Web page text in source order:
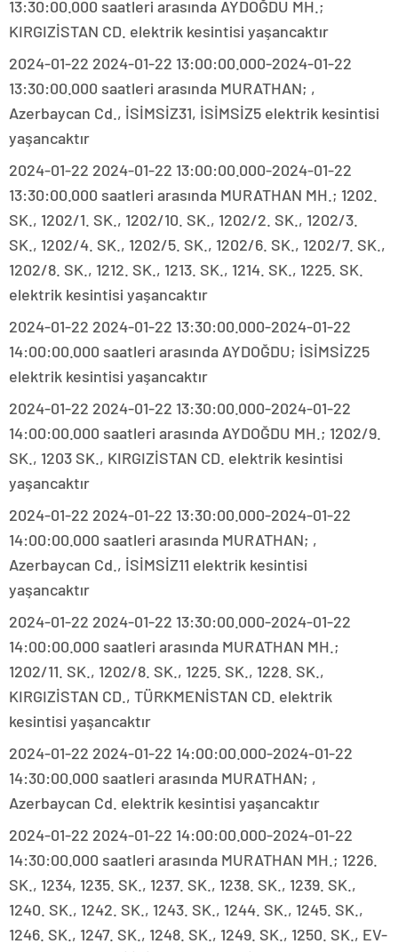
13:30:00.000 saatleri arasında AYDOĞDU MH.;
KIRGIZİSTAN CD. elektrik kesintisi yaşancaktır
2024-01-22 2024-01-22 13:00:00.000-2024-01-22
13:30:00.000 saatleri arasında MURATHAN; ,
Azerbaycan Cd., İSİMSİZ31, İSİMSİZ5 elektrik kesintisi
yaşancaktır
2024-01-22 2024-01-22 13:00:00.000-2024-01-22
13:30:00.000 saatleri arasında MURATHAN MH.; 1202.
SK., 1202/1. SK., 1202/10. SK., 1202/2. SK., 1202/3.
SK., 1202/4. SK., 1202/5. SK., 1202/6. SK., 1202/7. SK.,
1202/8. SK., 1212. SK., 1213. SK., 1214. SK., 1225. SK.
elektrik kesintisi yaşancaktır
2024-01-22 2024-01-22 13:30:00.000-2024-01-22
14:00:00.000 saatleri arasında AYDOĞDU; İSİMSİZ25
elektrik kesintisi yaşancaktır
2024-01-22 2024-01-22 13:30:00.000-2024-01-22
14:00:00.000 saatleri arasında AYDOĞDU MH.; 1202/9.
SK., 1203 SK., KIRGIZİSTAN CD. elektrik kesintisi
yaşancaktır
2024-01-22 2024-01-22 13:30:00.000-2024-01-22
14:00:00.000 saatleri arasında MURATHAN; ,
Azerbaycan Cd., İSİMSİZ11 elektrik kesintisi
yaşancaktır
2024-01-22 2024-01-22 13:30:00.000-2024-01-22
14:00:00.000 saatleri arasında MURATHAN MH.;
1202/11. SK., 1202/8. SK., 1225. SK., 1228. SK.,
KIRGIZİSTAN CD., TÜRKMENİSTAN CD. elektrik
kesintisi yaşancaktır
2024-01-22 2024-01-22 14:00:00.000-2024-01-22
14:30:00.000 saatleri arasında MURATHAN; ,
Azerbaycan Cd. elektrik kesintisi yaşancaktır
2024-01-22 2024-01-22 14:00:00.000-2024-01-22
14:30:00.000 saatleri arasında MURATHAN MH.; 1226.
SK., 1234, 1235. SK., 1237. SK., 1238. SK., 1239. SK.,
1240. SK., 1242. SK., 1243. SK., 1244. SK., 1245. SK.,
1246. SK., 1247. SK., 1248. SK., 1249. SK., 1250. SK., EV-